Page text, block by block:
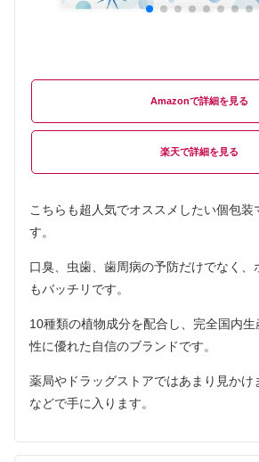
Amazon
楽天
こちらも超人気でオススメしたい個包装
す。
口臭、虫歯、歯周病の予防だけでなく、
もバッチリです。
10種類の植物成分を配合し、完全国内
性に優れた自信のブランドです。
薬局やドラッグストアではあまり見かけ
などで手に入ります。